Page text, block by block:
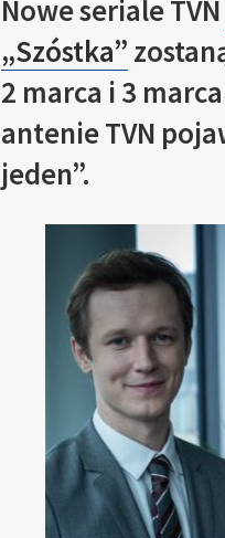
Nowe seriale TVN
„Szóstka”
2 marca i 3 marca
antenie TVN
jeden”.